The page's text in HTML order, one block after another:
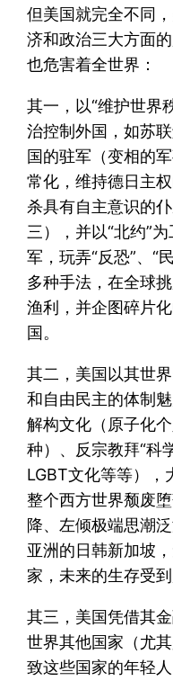
但美国就完全不同
济和政治三大方面
也危害着全世界：
其一，以“维护世界
治控制外国，如苏
国的驻军（变相的
常化，维持德日主
杀具有自主意识的
三），并以“北约”
军，玩弄“反恐”、“
多种手法，在全球
渔利，并企图碎片
国。
其二，美国以其世
和自由民主的体制
解构文化（原子化
种）、反宗教拜“科
LGBT文化等等），
整个西方世界颓废
降、左倾极端思潮
亚洲的日韩新加坡
家，未来的生存受到
其三，美国凭借其
世界其他国家（尤
致这些国家的年轻